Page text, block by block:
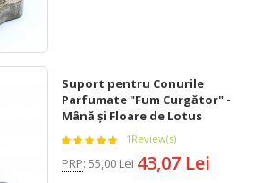
Suport pentru Conurile
Parfumate "Fum Curgător" -
Mână și Floare de Lotus
1 Review(s)
PRP: 55,00 Lei 43,07 Lei